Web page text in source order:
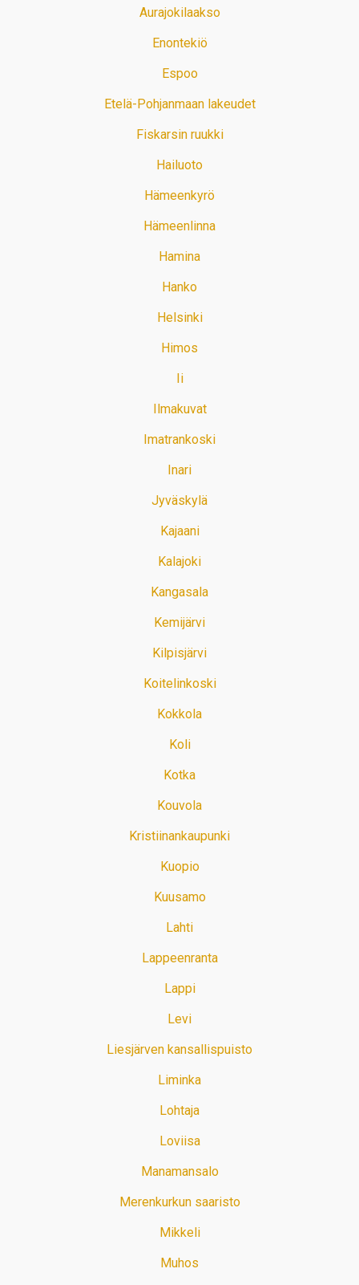
Aurajokilaakso
Enontekiö
Espoo
Etelä-Pohjanmaan lakeudet
Fiskarsin ruukki
Hailuoto
Hämeenkyrö
Hämeenlinna
Hamina
Hanko
Helsinki
Himos
Ii
Ilmakuvat
Imatrankoski
Inari
Jyväskylä
Kajaani
Kalajoki
Kangasala
Kemijärvi
Kilpisjärvi
Koitelinkoski
Kokkola
Koli
Kotka
Kouvola
Kristiinankaupunki
Kuopio
Kuusamo
Lahti
Lappeenranta
Lappi
Levi
Liesjärven kansallispuisto
Liminka
Lohtaja
Loviisa
Manamansalo
Merenkurkun saaristo
Mikkeli
Muhos